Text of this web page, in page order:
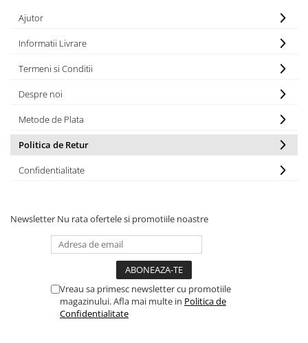
Ajutor
Informatii Livrare
Termeni si Conditii
Despre noi
Metode de Plata
Politica de Retur
Confidentialitate
Newsletter Nu rata ofertele si promotiile noastre
Vreau sa primesc newsletter cu promotiile
magazinului. Afla mai multe in Politica de
Confidentialitate